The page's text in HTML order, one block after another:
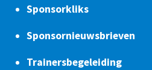
Sponsorkliks
Sponsornieuwsbrieven
Trainersbegeleiding